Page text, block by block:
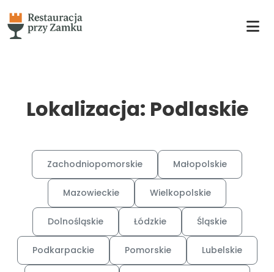
Lokalizacja: Podlaskie
Zachodniopomorskie Małopolskie
Mazowieckie Wielkopolskie
Dolnośląskie Łódzkie Śląskie
Podkarpackie Pomorskie Lubelskie